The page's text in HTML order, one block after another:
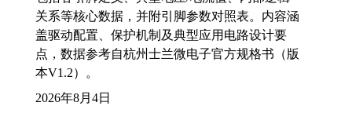
关系等核心数据，并附引脚参数对照表。内容涵
盖驱动配置、保护机制及典型应用电路设计要
点，数据参考自杭州士兰微电子官方规格书（版
本V1.2）。
2026年8月4日